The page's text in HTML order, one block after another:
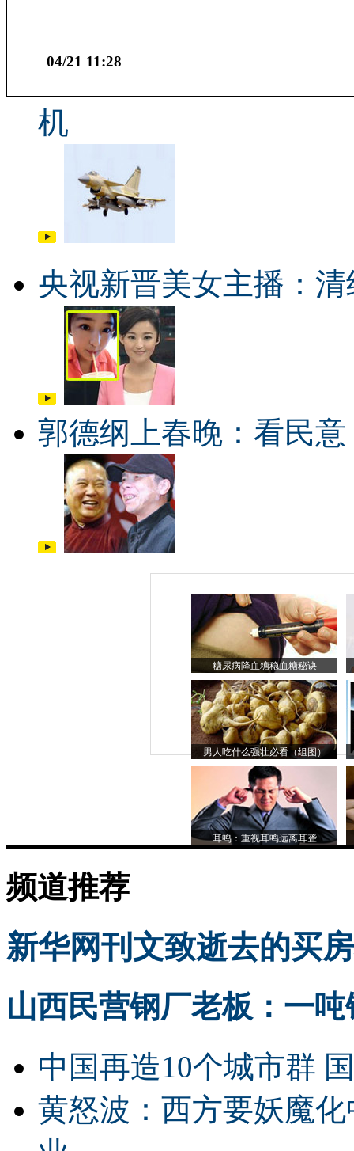
04/21 11:28
机
央视新晋美女主播：清
郭德纲上春晚：看民意
糖尿病降血糖稳血糖秘诀
男人吃什么强壮必看（组图）
耳鸣：重视耳鸣远离耳聋
频道推荐
新华网刊文致逝去的买
山西民营钢厂老板：一
中国再造10个城市群
黄怒波：西方要妖魔